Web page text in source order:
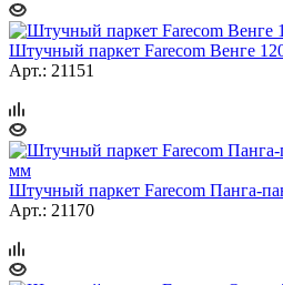
Штучный паркет Farecom Венге
Арт.: 21151
Штучный паркет Farecom Панга-
Арт.: 21170